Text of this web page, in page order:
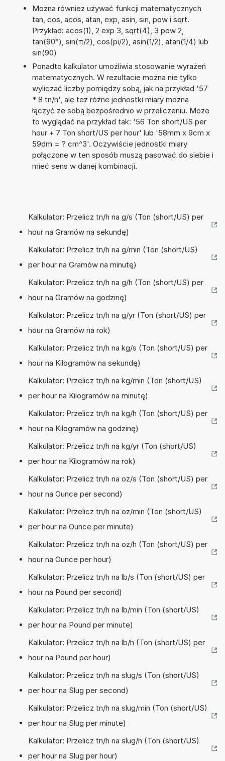
Można również używać funkcji matematycznych
tan, cos, acos, atan, exp, asin, sin, pow i sqrt.
Przykład: acos(1), 2 exp 3, sqrt(4), 3 pow 2,
tan(90°), sin(π/2), cos(pi/2), asin(1/2), atan(1/4) lub
sin(90)
Ponadto kalkulator umożliwia stosowanie wyrażeń
matematycznych. W rezultacie można nie tylko
wyliczać liczby pomiędzy sobą, jak na przykład '57
* 8 tn/h', ale też różne jednostki miary można
łączyć ze sobą bezpośrednio w przeliczeniu. Może
to wyglądać na przykład tak: '56 Ton short/US per
hour + 7 Ton short/US per hour' lub '58mm x 9cm x
59dm = ? cm^3'. Oczywiście jednostki miary
połączone w ten sposób muszą pasować do siebie i
mieć sens w danej kombinacji.
Kalkulator: Przelicz tn/h na g/s (Ton (short/US) per
hour na Gramów na sekundę)
Kalkulator: Przelicz tn/h na g/min (Ton (short/US)
per hour na Gramów na minutę)
Kalkulator: Przelicz tn/h na g/h (Ton (short/US) per
hour na Gramów na godzinę)
Kalkulator: Przelicz tn/h na g/yr (Ton (short/US) per
hour na Gramów na rok)
Kalkulator: Przelicz tn/h na kg/s (Ton (short/US) per
hour na Kilogramów na sekundę)
Kalkulator: Przelicz tn/h na kg/min (Ton (short/US)
per hour na Kilogramów na minutę)
Kalkulator: Przelicz tn/h na kg/h (Ton (short/US) per
hour na Kilogramów na godzinę)
Kalkulator: Przelicz tn/h na kg/yr (Ton (short/US)
per hour na Kilogramów na rok)
Kalkulator: Przelicz tn/h na oz/s (Ton (short/US) per
hour na Ounce per second)
Kalkulator: Przelicz tn/h na oz/min (Ton (short/US)
per hour na Ounce per minute)
Kalkulator: Przelicz tn/h na oz/h (Ton (short/US) per
hour na Ounce per hour)
Kalkulator: Przelicz tn/h na lb/s (Ton (short/US) per
hour na Pound per second)
Kalkulator: Przelicz tn/h na lb/min (Ton (short/US)
per hour na Pound per minute)
Kalkulator: Przelicz tn/h na lb/h (Ton (short/US) per
hour na Pound per hour)
Kalkulator: Przelicz tn/h na slug/s (Ton (short/US)
per hour na Slug per second)
Kalkulator: Przelicz tn/h na slug/min (Ton (short/US)
per hour na Slug per minute)
Kalkulator: Przelicz tn/h na slug/h (Ton (short/US)
per hour na Slug per hour)